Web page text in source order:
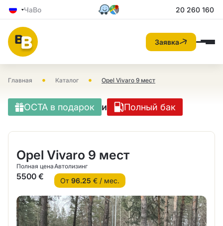
ЧаВо 20 260 160
Заявка
Главная • Каталог • Opel Vivaro 9 мест
OCTA в подарок и Полный бак
Opel Vivaro 9 мест
Полная цена
5500 €
Автолизинг
От 96.25 € / мес.